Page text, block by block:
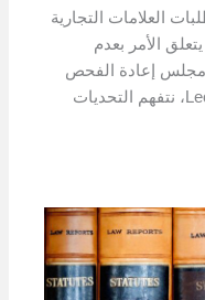
العلامات التجارية
الأمر بعدم
مجلس إعادة الفحص
والتقييم (YIDK). في شركة Leo Patent، نتفهم التحديات